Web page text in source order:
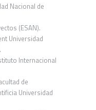
Nacional de
(ESAN).
Universidad
Internacional
de
Universidad